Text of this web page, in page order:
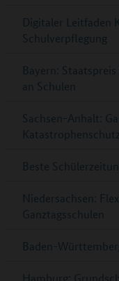
Digitaler Leitfaden
Schulverpflegung
Bayern:
an Schulen
Sachsen-Anhalt:
Katastrophenschutz
Beste
Niedersachsen:
Ganztagsschulen
Baden-